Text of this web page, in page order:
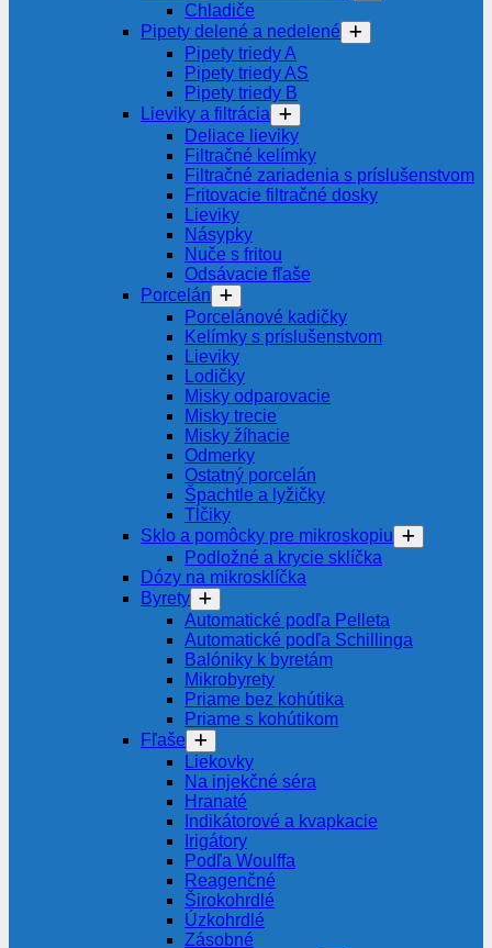
Chladiče
Pipety delené a nedelené
Pipety triedy A
Pipety triedy AS
Pipety triedy B
Lieviky a filtrácia
Deliace lieviky
Filtračné kelímky
Filtračné zariadenia s príslušenstvom
Fritovacie filtračné dosky
Lieviky
Násypky
Nuče s fritou
Odsávacie fľaše
Porcelán
Porcelánové kadičky
Kelímky s príslušenstvom
Lieviky
Lodičky
Misky odparovacie
Misky trecie
Misky žíhacie
Odmerky
Ostatný porcelán
Špachtle a lyžičky
Tĺčiky
Sklo a pomôcky pre mikroskopiu
Podložné a krycie sklíčka
Dózy na mikrosklíčka
Byrety
Automatické podľa Pelleta
Automatické podľa Schillinga
Balóniky k byretám
Mikrobyrety
Priame bez kohútika
Priame s kohútikom
Fľaše
Liekovky
Na injekčné séra
Hranaté
Indikátorové a kvapkacie
Irigátory
Podľa Woulffa
Reagenčné
Širokohrdlé
Úzkohrdlé
Zásobné